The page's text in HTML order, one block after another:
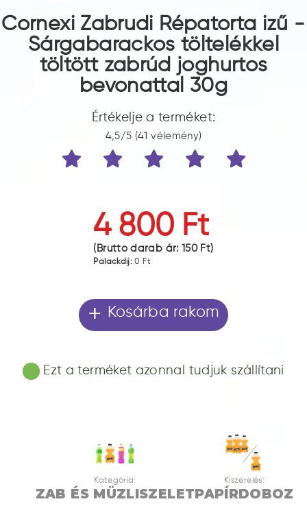
Cornexi Zabrudi Répatorta izű -
Sárgabarackos töltelékkel
töltött zabrúd joghurtos
bevonattal 30g
Értékelje a terméket:
4,5/5 (41 vélemény)
4 800 Ft
(Bruttó darab ár: 150 Ft)
Palackdíj:0 Ft
+ Kosárba rakom
Ezt a terméket azonnal tudjuk szállítani
Kategória:
ZAB ÉS MÜZLISZELET
Kiszerelés:
PAPÍRDOBOZ